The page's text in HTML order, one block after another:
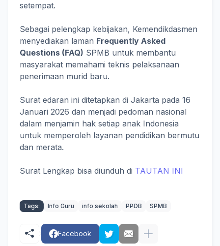
setempat.
Sebagai pelengkap kebijakan, Kemendikdasmen
menyediakan laman Frequently Asked
Questions (FAQ) SPMB untuk membantu
masyarakat memahami teknis pelaksanaan
penerimaan murid baru.
Surat edaran ini ditetapkan di Jakarta pada 16
Januari 2026 dan menjadi pedoman nasional
dalam menjamin hak setiap anak Indonesia
untuk memperoleh layanan pendidikan bermutu
dan merata.
Surat Lengkap bisa diunduh di TAUTAN INI
Tags: Info Guru info sekolah PPDB SPMB
Facebook